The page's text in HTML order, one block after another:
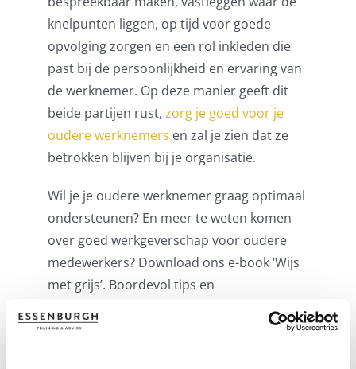
knelpunten liggen, op tijd voor goede
opvolging zorgen en een rol inkleden die
past bij de persoonlijkheid en ervaring van
de werknemer. Op deze manier geeft dit
beide partijen rust, zorg je goed voor je
oudere werknemers en zal je zien dat ze
betrokken blijven bij je organisatie.
Wil je je oudere werknemer graag optimaal
ondersteunen? En meer te weten komen
over goed werkgeverschap voor oudere
medewerkers? Download ons e-book ‘Wijs
met grijs’. Boordevol tips en
achtergrondinformatie over het benutten
van de kracht van oudere medewerkers.